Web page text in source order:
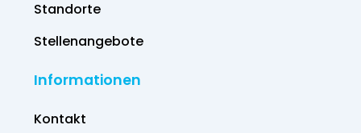
Standorte
Stellenangebote
Informationen
Kontakt